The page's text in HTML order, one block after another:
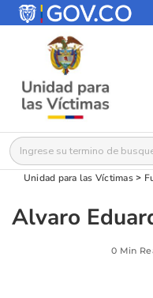
Buscar:
Unidad para las Víctimas>
Alvaro
0 Min